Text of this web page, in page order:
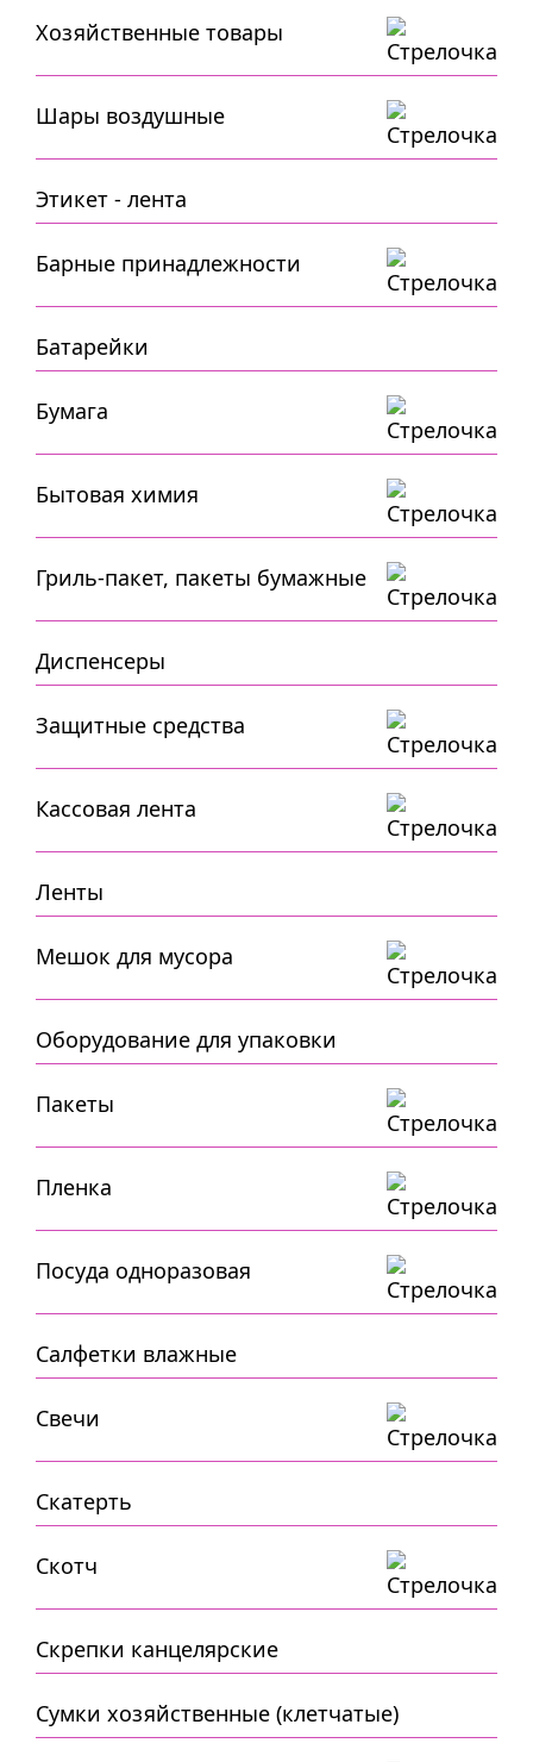
Хозяйственные товары
Шары воздушные
Этикет - лента
Барные принадлежности
Батарейки
Бумага
Бытовая химия
Гриль-пакет, пакеты бумажные
Диспенсеры
Защитные средства
Кассовая лента
Ленты
Мешок для мусора
Оборудование для упаковки
Пакеты
Пленка
Посуда одноразовая
Салфетки влажные
Свечи
Скатерть
Скотч
Скрепки канцелярские
Сумки хозяйственные (клетчатые)